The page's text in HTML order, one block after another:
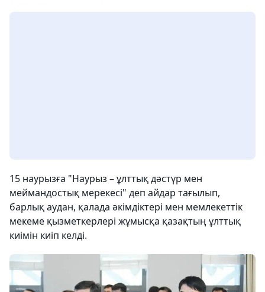
15 наурызға "Наурыз – ұлттық дәстүр мен
меймандостық мерекесі" деп айдар тағылып,
барлық аудан, қалада әкімдіктері мен мемлекеттік
мекеме қызметкерлері жұмысқа қазақтың ұлттық
киімін киіп келді.